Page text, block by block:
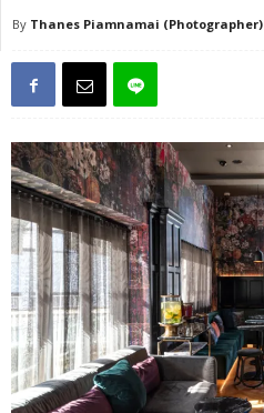
By Thanes Piamnamai (Photographer)